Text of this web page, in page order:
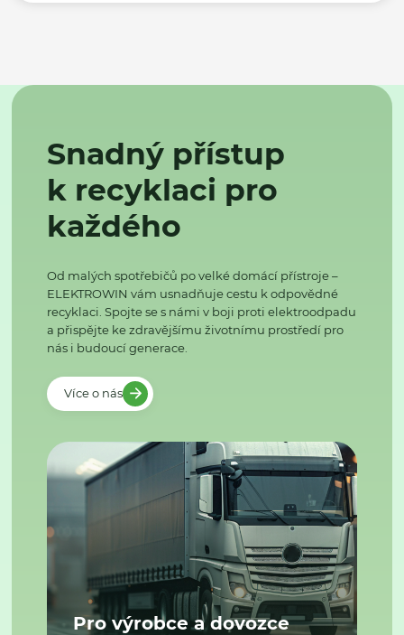
Snadný přístup
k recyklaci pro
každého
Od malých spotřebičů po velké domácí přístroje –
ELEKTROWIN vám usnadňuje cestu k odpovědné
recyklaci. Spojte se s námi v boji proti elektroodpadu
a přispějte ke zdravějšímu životnímu prostředí pro
nás i budoucí generace.
Více o nás
Pro výrobce a dovozce